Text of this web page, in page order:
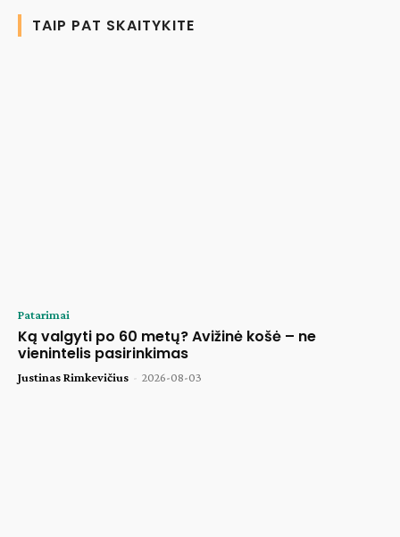
TAIP PAT SKAITYKITE
Patarimai
Ką valgyti po 60 metų? Avižinė košė – ne
vienintelis pasirinkimas
Justinas Rimkevičius - 2026-08-03